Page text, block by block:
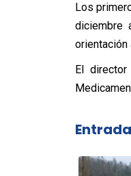
Los
diciembre
orientación
El